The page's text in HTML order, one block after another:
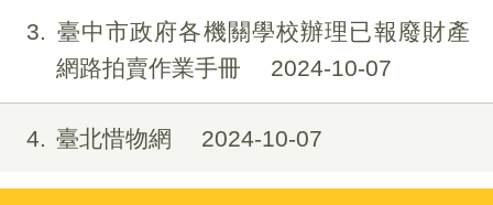
3
臺中市政府各機關學校辦理已報廢財產
網路拍賣作業手冊
2024-10-07
4 臺北惜物網 2024-10-07